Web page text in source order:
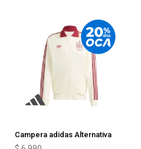
Campera adidas Alternativa
España